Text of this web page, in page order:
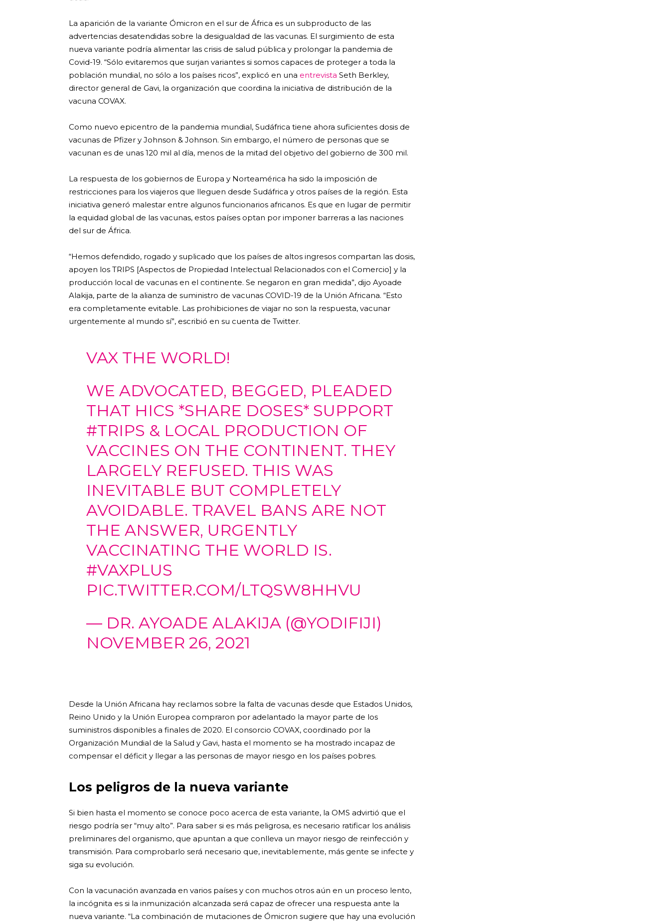
La aparición de la variante Ómicron en el sur de África es un subproducto de las
advertencias desatendidas sobre la desigualdad de las vacunas. El surgimiento de esta
nueva variante podría alimentar las crisis de salud pública y prolongar la pandemia de
Covid-19. “Sólo evitaremos que surjan variantes si somos capaces de proteger a toda la
población mundial, no sólo a los países ricos”, explicó en una entrevista Seth Berkley,
director general de Gavi, la organización que coordina la iniciativa de distribución de la
vacuna COVAX.
Como nuevo epicentro de la pandemia mundial, Sudáfrica tiene ahora suficientes dosis de
vacunas de Pfizer y Johnson & Johnson. Sin embargo, el número de personas que se
vacunan es de unas 120 mil al día, menos de la mitad del objetivo del gobierno de 300 mil.
La respuesta de los gobiernos de Europa y Norteamérica ha sido la imposición de
restricciones para los viajeros que lleguen desde Sudáfrica y otros países de la región. Esta
iniciativa generó malestar entre algunos funcionarios africanos. Es que en lugar de permitir
la equidad global de las vacunas, estos países optan por imponer barreras a las naciones
del sur de África.
“Hemos defendido, rogado y suplicado que los países de altos ingresos compartan las dosis,
apoyen los TRIPS [Aspectos de Propiedad Intelectual Relacionados con el Comercio] y la
producción local de vacunas en el continente. Se negaron en gran medida”, dijo Ayoade
Alakija, parte de la alianza de suministro de vacunas COVID-19 de la Unión Africana. “Esto
era completamente evitable. Las prohibiciones de viajar no son la respuesta, vacunar
urgentemente al mundo sí”, escribió en su cuenta de Twitter.
VAX THE WORLD!
WE ADVOCATED, BEGGED, PLEADED
THAT HICS *SHARE DOSES* SUPPORT
#TRIPS & LOCAL PRODUCTION OF
VACCINES ON THE CONTINENT. THEY
LARGELY REFUSED. THIS WAS
INEVITABLE BUT COMPLETELY
AVOIDABLE. TRAVEL BANS ARE NOT
THE ANSWER, URGENTLY
VACCINATING THE WORLD IS.
#VAXPLUS
PIC.TWITTER.COM/LTQSW8HHVU
— DR. AYOADE ALAKIJA (@YODIFIJI)
NOVEMBER 26, 2021
Desde la Unión Africana hay reclamos sobre la falta de vacunas desde que Estados Unidos,
Reino Unido y la Unión Europea compraron por adelantado la mayor parte de los
suministros disponibles a finales de 2020. El consorcio COVAX, coordinado por la
Organización Mundial de la Salud y Gavi, hasta el momento se ha mostrado incapaz de
compensar el déficit y llegar a las personas de mayor riesgo en los países pobres.
Los peligros de la nueva variante
Si bien hasta el momento se conoce poco acerca de esta variante, la OMS advirtió que el
riesgo podría ser “muy alto”. Para saber si es más peligrosa, es necesario ratificar los análisis
preliminares del organismo, que apuntan a que conlleva un mayor riesgo de reinfección y
transmisión. Para comprobarlo será necesario que, inevitablemente, más gente se infecte y
siga su evolución.
Con la vacunación avanzada en varios países y con muchos otros aún en un proceso lento,
la incógnita es si la inmunización alcanzada será capaz de ofrecer una respuesta ante la
nueva variante. “La combinación de mutaciones de Ómicron sugiere que hay una evolución